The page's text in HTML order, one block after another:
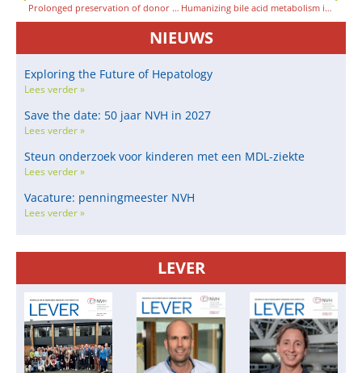
Prolonged preservation of donor livers: The benefits of hypothermic machine perfusion Humanizing bile acid metabolism in mice – Impact on (patho)physiology and responses to dietary and pharmacological interventions
NIEUWS
Exploring the Future of Hepatology
Lees verder »
Save the date: 50 jaar NVH in 2027
Lees verder »
Steun onderzoek voor kinderen met een MDL-ziekte
Lees verder »
Vacature: penningmeester NVH
Lees verder »
LEVER